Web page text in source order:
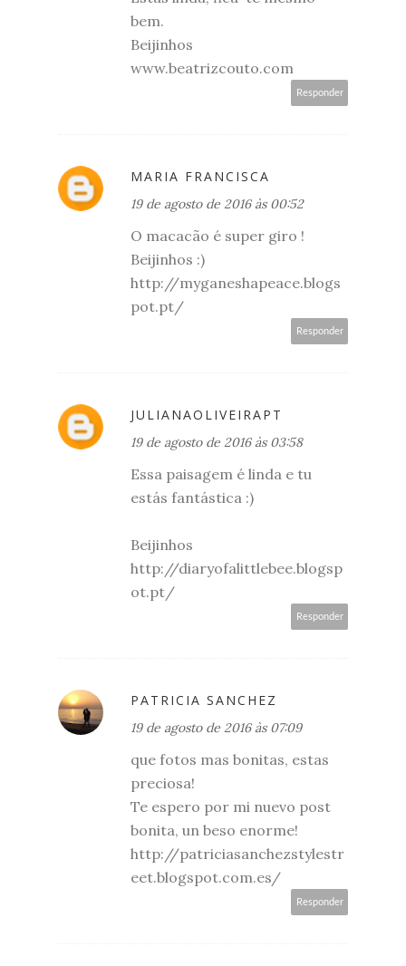
bem.
Beijinhos
www.beatrizcouto.com
Responder
MARIA FRANCISCA
19 de agosto de 2016 às 00:52
O macacão é super giro !
Beijinhos :)
http://myganeshapeace.blogs
pot.pt/
Responder
JULIANAOLIVEIRAPT
19 de agosto de 2016 às 03:58
Essa paisagem é linda e tu
estás fantástica :)
Beijinhos
http://diaryofalittlebee.blogsp
ot.pt/
Responder
PATRICIA SANCHEZ
19 de agosto de 2016 às 07:09
que fotos mas bonitas, estas
preciosa!
Te espero por mi nuevo post
bonita, un beso enorme!
http://patriciasanchezstylestr
eet.blogspot.com.es/
Responder